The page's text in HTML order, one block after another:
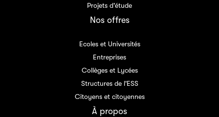
Projets d'étude
Nos offres
Ecoles et Universités
Entreprises
Collèges et Lycées
Structures de l'ESS
Citoyens et citoyennes
À propos